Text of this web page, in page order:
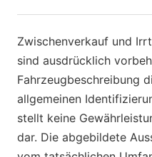
Zwischenverkauf und
sind ausdrücklich
Fahrzeugbeschreibung
allgemeinen
stellt keine
dar. Die abgebildete